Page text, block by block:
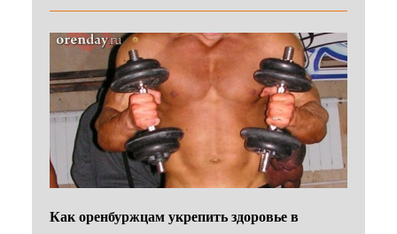
Как оренбуржцам укрепить здоровье в